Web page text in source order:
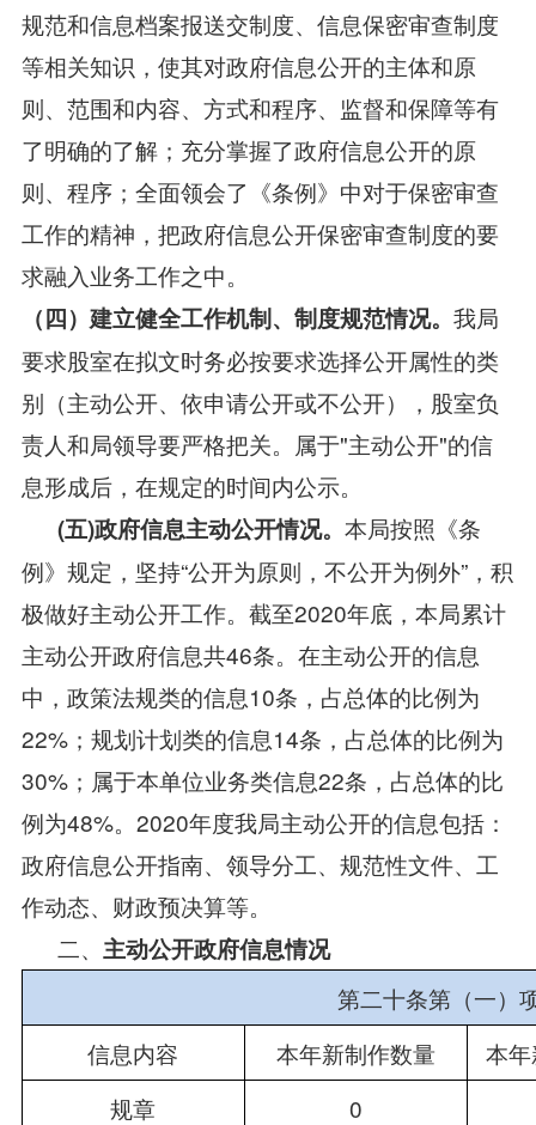
规范和信息档案报送交制度、信息保密审查制度
等相关知识，使其对政府信息公开的主体和原
则、范围和内容、方式和程序、监督和保障等有
了明确的了解；充分掌握了政府信息公开的原
则、程序；全面领会了《条例》中对于保密审查
工作的精神，把政府信息公开保密审查制度的要
求融入业务工作之中。
（四）建立健全工作机制、制度规范情况。 我局
要求股室在拟文时务必按要求选择公开属性的类
别（主动公开、依申请公开或不公开），股室负
责人和局领导要严格把关。属于"主动公开"的信
息形成后，在规定的时间内公示。
(五)政府信息主动公开情况。 本局按照《条
例》规定，坚持“公开为原则，不公开为例外”，积
极做好主动公开工作。截至2020年底，本局累计
主动公开政府信息共46条。在主动公开的信息
中，政策法规类的信息10条，占总体的比例为
22%；规划计划类的信息14条，占总体的比例为
30%；属于本单位业务类信息22条，占总体的比
例为48%。2020年度我局主动公开的信息包括：
政府信息公开指南、领导分工、规范性文件、工
作动态、财政预决算等。
二、 主动公开政府信息情况
第二十条第（一）
信息内容
本年新制作数量
本
规章
0